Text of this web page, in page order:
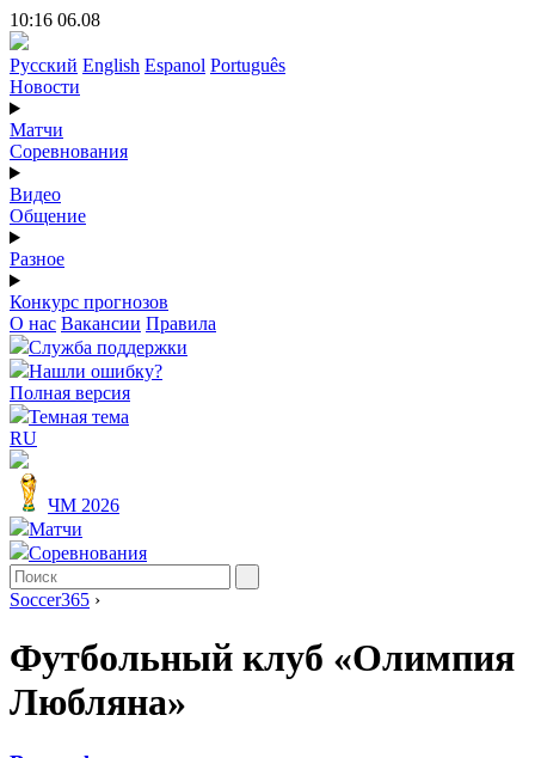
10:16 06.08
Русский English Espanol Português
Новости
Матчи
Соревнования
Видео
Общение
Разное
Конкурс прогнозов
О нас Вакансии Правила
Служба поддержки
Нашли ошибку?
Полная версия
Темная тема
RU
ЧМ 2026
Матчи
Соревнования
Soccer365 ›
Футбольный клуб «Олимпия
Любляна»